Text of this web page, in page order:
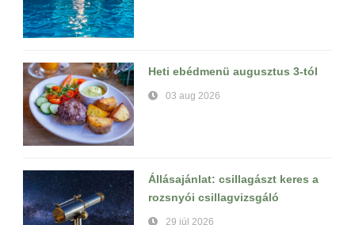
Heti ebédmenü augusztus 3-tól
03 aug 2026
Állásajánlat: csillagászt keres a
rozsnyói csillagvizsgáló
29 júl 2026